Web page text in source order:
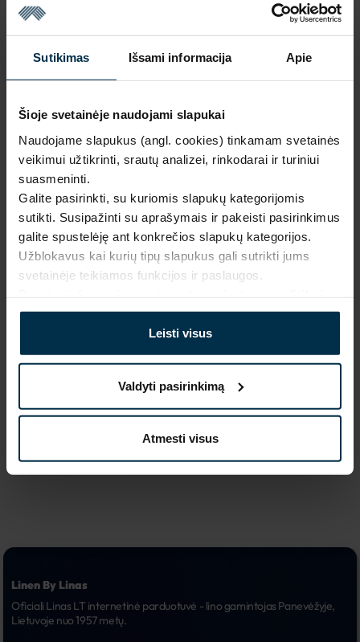
Sutikimas Išsami informacija Apie
Šioje svetainėje naudojami slapukai
Naudojame slapukus (angl. cookies) tinkamam svetainės
veikimui užtikrinti, srautų analizei, rinkodarai ir turiniui
suasmeninti.
Galite pasirinkti, su kuriomis slapukų kategorijomis
sutikti. Susipažinti su aprašymais ir pakeisti pasirinkimus
galite spustelėję ant konkrečios slapukų kategorijos.
Užblokavus kai kurių tipų slapukus gali sutrikti jums
svetainėje teikiamos funkcijos ir paslaugos.
Leisti visus
Valdyti pasirinkimą
Atmesti visus
Mūsų
dizainai
2.naudojant
saulės
energiją
3.
Inovatyvūs
gamybos
sprendimai
Firminė ir
internetinė
parduotuvė
Produkcija
gamintojo
Nedidelės
kampanijos
kaina
aukščiausios kokybės lino
tekstilės gaminiai be jokių
tarpininkų mokesčių.
Linen By Linas
Oficiali Linas LT internetinė parduotuvė - lino gamintojas Panevėžyje,
Lietuvoje nuo 1957 metų.